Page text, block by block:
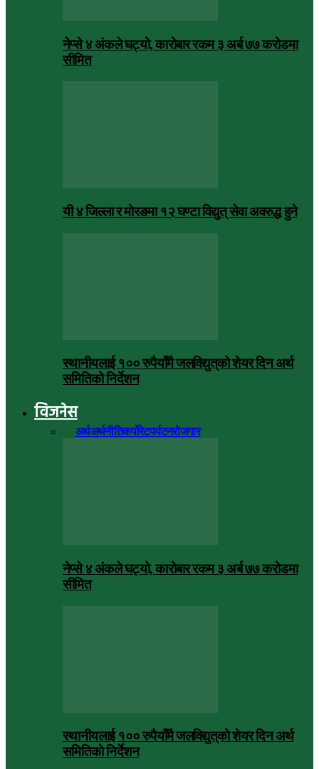
नेप्से ४ अंकले घट्यो, कारोबार रकम ३ अर्ब ७७ करोडमा
सीमित
यी ४ जिल्ला र मोरङमा १२ घण्टा विद्युत् सेवा अवरुद्ध हुने
स्थानीयलाई १०० रुपैयाँमै जलविद्युत्‌को शेयर दिन अर्थ
समितिको निर्देशन
विजनेस
अर्थअर्थनीतिकर्पोरेटपर्यटनरोजगार
नेप्से ४ अंकले घट्यो, कारोबार रकम ३ अर्ब ७७ करोडमा
सीमित
स्थानीयलाई १०० रुपैयाँमै जलविद्युत्‌को शेयर दिन अर्थ
समितिको निर्देशन